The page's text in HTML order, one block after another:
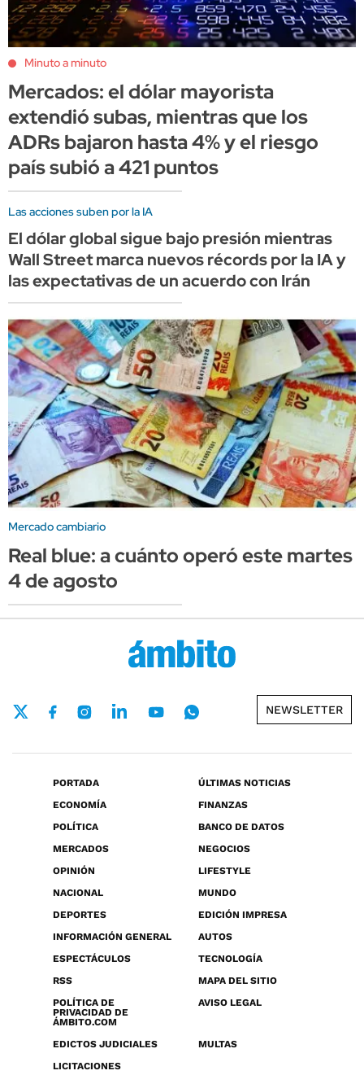
Minuto a minuto
Mercados: el dólar mayorista
extendió subas, mientras que los
ADRs bajaron hasta 4% y el riesgo
país subió a 421 puntos
Las acciones suben por la IA
El dólar global sigue bajo presión mientras
Wall Street marca nuevos récords por la IA y
las expectativas de un acuerdo con Irán
Mercado cambiario
Real blue: a cuánto operó este martes
4 de agosto
NEWSLETTER
PORTADA
ÚLTIMAS NOTICIAS
ECONOMÍA
FINANZAS
POLÍTICA
BANCO DE DATOS
MERCADOS
NEGOCIOS
OPINIÓN
LIFESTYLE
NACIONAL
MUNDO
DEPORTES
EDICIÓN IMPRESA
INFORMACIÓN GENERAL
AUTOS
ESPECTÁCULOS
TECNOLOGÍA
RSS
MAPA DEL SITIO
POLÍTICA DE
PRIVACIDAD DE
ÁMBITO.COM
AVISO LEGAL
EDICTOS JUDICIALES
MULTAS
LICITACIONES